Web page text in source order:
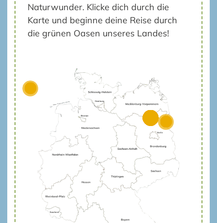
Naturwunder. Klicke dich durch die
Karte und beginne deine Reise durch
die grünen Oasen unseres Landes!